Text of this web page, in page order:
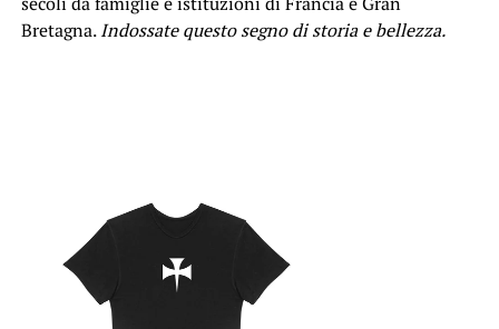
Bretagna.Indossate questo segno di storia e bellezza.